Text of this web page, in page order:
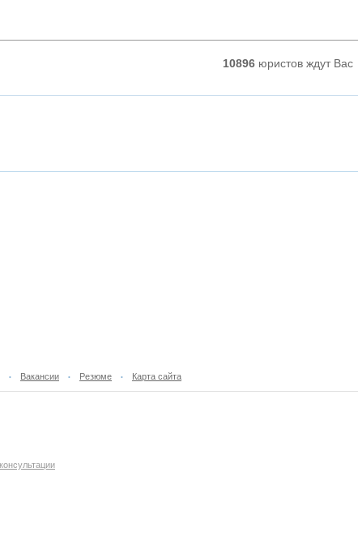
10896 юристов ждут Вас
• Вакансии • Резюме • Карта сайта